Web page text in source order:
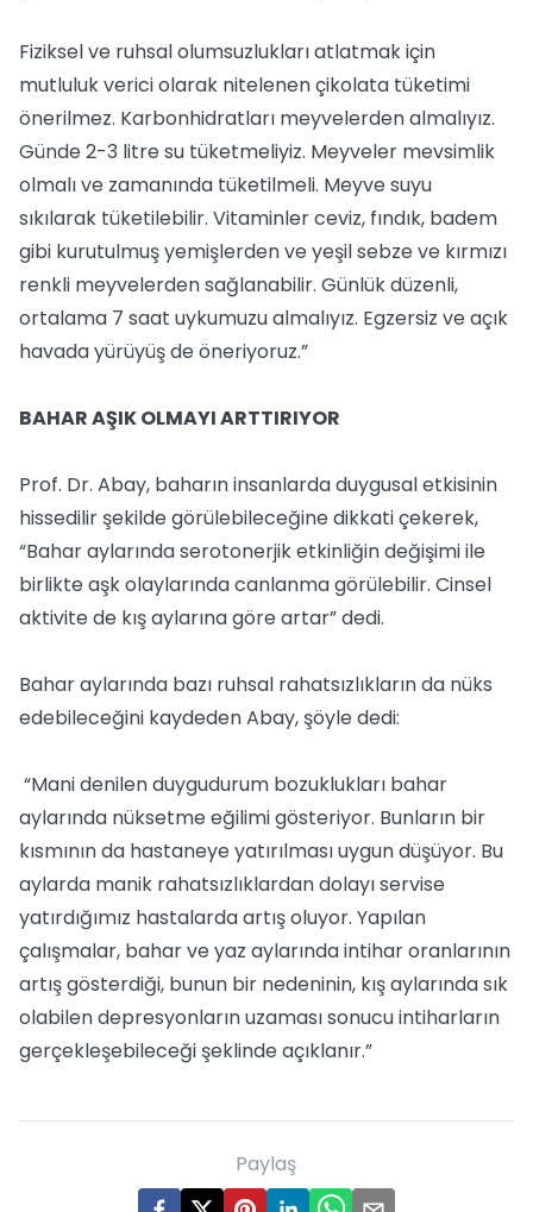
Fiziksel ve ruhsal olumsuzlukları atlatmak için
mutluluk verici olarak nitelenen çikolata tüketimi
önerilmez. Karbonhidratları meyvelerden almalıyız.
Günde 2-3 litre su tüketmeliyiz. Meyveler mevsimlik
olmalı ve zamanında tüketilmeli. Meyve suyu
sıkılarak tüketilebilir. Vitaminler ceviz, fındık, badem
gibi kurutulmuş yemişlerden ve yeşil sebze ve kırmızı
renkli meyvelerden sağlanabilir. Günlük düzenli,
ortalama 7 saat uykumuzu almalıyız. Egzersiz ve açık
havada yürüyüş de öneriyoruz.”
BAHAR AŞIK OLMAYI ARTTIRIYOR
Prof. Dr. Abay, baharın insanlarda duygusal etkisinin
hissedilir şekilde görülebileceğine dikkati çekerek,
“Bahar aylarında serotonerjik etkinliğin değişimi ile
birlikte aşk olaylarında canlanma görülebilir. Cinsel
aktivite de kış aylarına göre artar” dedi.
Bahar aylarında bazı ruhsal rahatsızlıkların da nüks
edebileceğini kaydeden Abay, şöyle dedi:
“Mani denilen duygudurum bozuklukları bahar
aylarında nüksetme eğilimi gösteriyor. Bunların bir
kısmının da hastaneye yatırılması uygun düşüyor. Bu
aylarda manik rahatsızlıklardan dolayı servise
yatırdığımız hastalarda artış oluyor. Yapılan
çalışmalar, bahar ve yaz aylarında intihar oranlarının
artış gösterdiği, bunun bir nedeninin, kış aylarında sık
olabilen depresyonların uzaması sonucu intiharların
gerçekleşebileceği şeklinde açıklanır.”
Paylaş